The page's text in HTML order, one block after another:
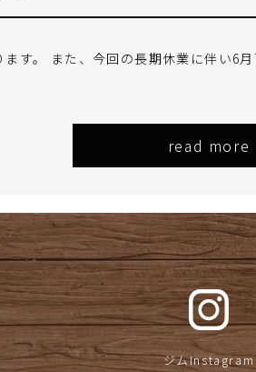
す。 また、今回の長期休業に伴い6
read more
ジムInstagram